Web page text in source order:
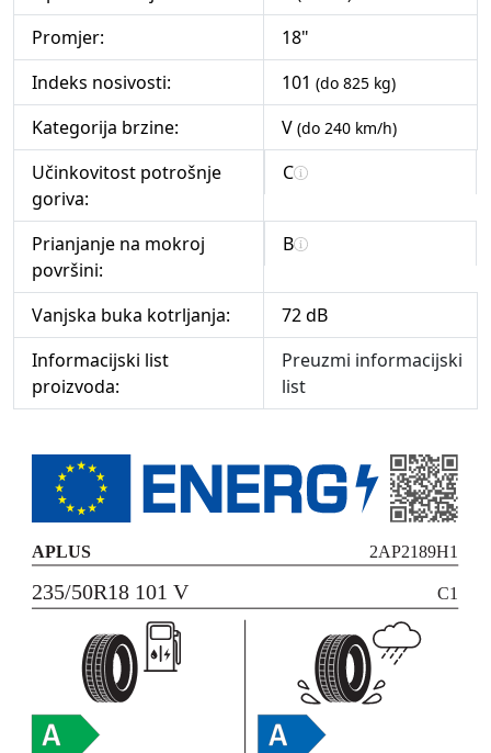
Promjer:
18"
Indeks nosivosti:
101 (do 825 kg)
Kategorija brzine: V (do 240 km/h)
Učinkovitost potrošnje
goriva:
C
Prianjanje na mokroj
površini:
B
Vanjska buka kotrljanja:
72 dB
Informacijski list
proizvoda:
Preuzmi informacijski
list